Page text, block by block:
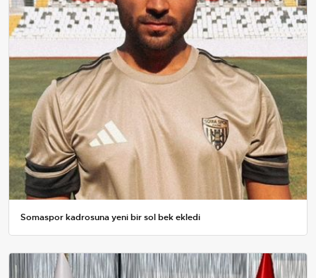
Somaspor kadrosuna yeni bir sol bek ekledi